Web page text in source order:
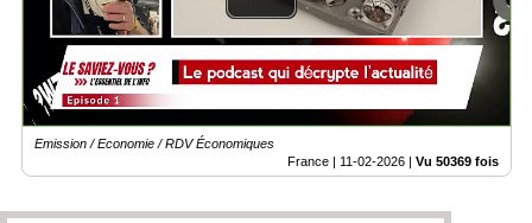
Emission / Economie / RDV Économiques
France | 11-02-2026 | Vu 50369 fois